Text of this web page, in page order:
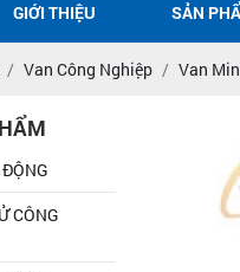
GIỚI THIỆU SẢN
Van Công Nghiệp Van
CÔNG